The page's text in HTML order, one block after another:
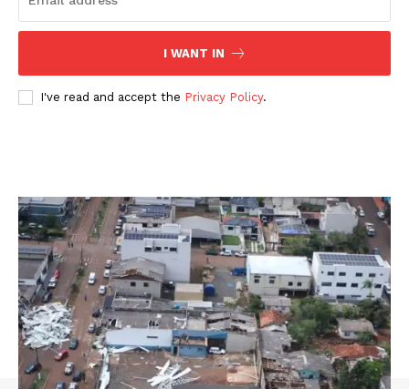
I WANT IN
I've read and accept the Privacy Policy.